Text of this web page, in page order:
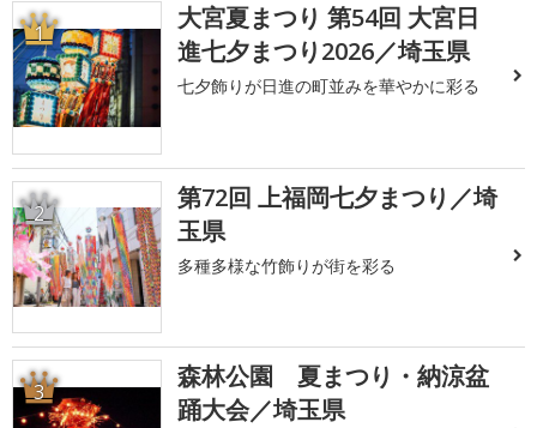
1
大宮夏まつり 第54回 大宮日
進七夕まつり2026／埼玉県
七夕飾りが日進の町並みを華やかに彩る
2
第72回 上福岡七夕まつり／埼
玉県
多種多様な竹飾りが街を彩る
3
森林公園 夏まつり・納涼盆
踊大会／埼玉県